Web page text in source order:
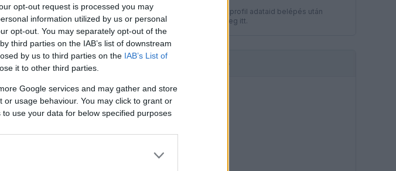
opt-out request is processed you may
information utilized by us or personal
opt-out. You may separately opt-out of the
third parties on the IAB’s list of downstream
by us to third parties on the IAB’s List of
it to other third parties.
Google services and may gather and store
usage behaviour. You may click to grant or
use your data for below specified purposes
A kommentprofil adataid belépés után
jelennek meg itt.
HIRDETÉS